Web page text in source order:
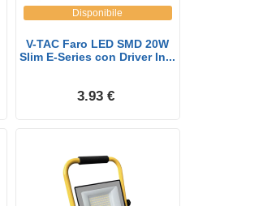
Disponibile
V-TAC Faro LED SMD 20W
Slim E-Series con Driver In...
3.93 €